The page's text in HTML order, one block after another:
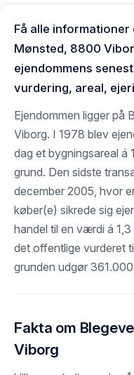
Få alle informationer
Mønsted, 8800
ejendommens
vurdering, areal,
Ejendommen ligger på
Viborg. I 1978 blev
dag et bygningsareal á
grund. Den sidste
december 2005, hvor
køber(e) sikrede sig
handel til en værdi á
det offentlige vurderet
grunden udgør 361.000
Fakta om
Viborg